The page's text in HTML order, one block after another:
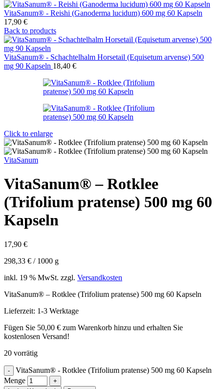
VitaSanum® - Reishi (Ganoderma lucidum) 600 mg 60 Kapseln
17,90 €
Back to products
VitaSanum® - Schachtelhalm Horsetail (Equisetum arvense) 500
mg 90 Kapseln 18,40 €
Click to enlarge
VitaSanum
VitaSanum® – Rotklee
(Trifolium pratense) 500 mg 60
Kapseln
17,90 €
298,33 € / 1000 g
inkl. 19 % MwSt. zzgl. Versandkosten
VitaSanum® – Rotklee (Trifolium pratense) 500 mg 60 Kapseln
Lieferzeit: 1-3 Werktage
Fügen Sie 50,00 € zum Warenkorb hinzu und erhalten Sie
kostenlosen Versand!
20 vorrätig
VitaSanum® - Rotklee (Trifolium pratense) 500 mg 60 Kapseln
Menge